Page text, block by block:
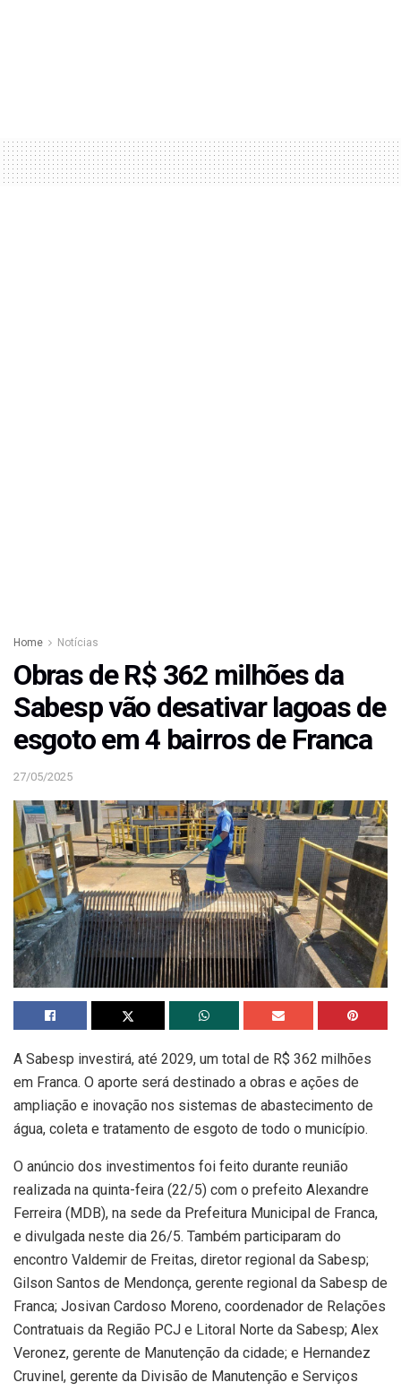
Home Notícias
Obras de R$ 362 milhões da
Sabesp vão desativar lagoas de
esgoto em 4 bairros de Franca
27/05/2025
A Sabesp investirá, até 2029, um total de R$ 362 milhões
em Franca. O aporte será destinado a obras e ações de
ampliação e inovação nos sistemas de abastecimento de
água, coleta e tratamento de esgoto de todo o município.
O anúncio dos investimentos foi feito durante reunião
realizada na quinta-feira (22/5) com o prefeito Alexandre
Ferreira (MDB), na sede da Prefeitura Municipal de Franca,
e divulgada neste dia 26/5. Também participaram do
encontro Valdemir de Freitas, diretor regional da Sabesp;
Gilson Santos de Mendonça, gerente regional da Sabesp de
Franca; Josivan Cardoso Moreno, coordenador de Relações
Contratuais da Região PCJ e Litoral Norte da Sabesp; Alex
Veronez, gerente de Manutenção da cidade; e Hernandez
Cruvinel, gerente da Divisão de Manutenção e Serviços